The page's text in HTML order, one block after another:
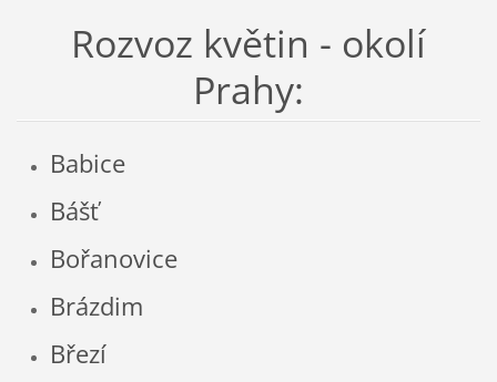
Rozvoz květin - okolí
Prahy:
Babice
Bášť
Bořanovice
Brázdim
Březí